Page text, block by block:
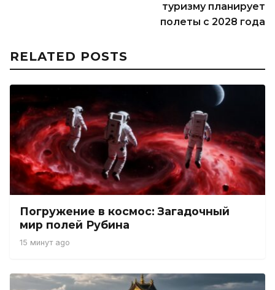
туризму планирует
полеты с 2028 года
RELATED POSTS
Погружение в космос: Загадочный
мир полей Рубина
15 минут ago